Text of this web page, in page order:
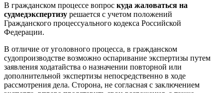
В гражданском процессе вопрос куда жаловаться на
судмедэкспертизу решается с учетом положений
Гражданского процессуального кодекса Российской
Федерации.
В отличие от уголовного процесса, в гражданском
судопроизводстве возможно оспаривание экспертизы путем
заявления ходатайства о назначении повторной или
дополнительной экспертизы непосредственно в ходе
рассмотрения дела. Сторона, не согласная с заключением